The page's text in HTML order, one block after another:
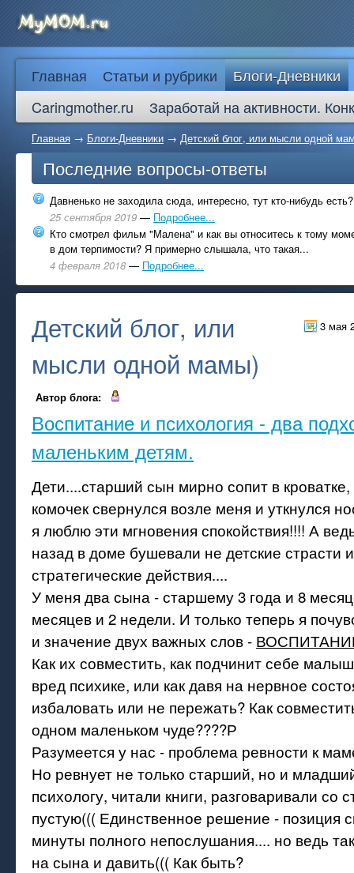
Главная Статьи и рубрики
Блоги-Дневники
Caringmother.ru
Заработай на активности.
Главная → Блоги-Дневники → Детский блог, или мысли одной
Последние вопросы-ответы
Давненько не заходила сюда, интересно, тут кто-нибудь есть?
25 сентября 2019 — Подробнее...
Кто смотрел фильм "Малена" и как вы относитесь к тому
в дом терпимости? Я примерно слышала, что такая...
4 февраля 2018 — Подробнее...
3 мая
Детский блог, или
мысли одной мамы)
Автор блога:
Воспитание и психология - два
маленьким детям.
Дети....старший сын мирно сопит в
комочек свернулся возле меня и уткнулся
я люблю эти мгновения спокойствия!!!! А
назад в доме бушевали не детские страсти
стратегические действия....
У меня два сына - старшему 3 года и 8
месяцев и 2 недели. И только теперь я
и значение двух важных слов -
Как их совместить, как подчинит себе
вред психике, или как давя на нервное
избаловать или не пережать? Как
одном маленьком чуде????Р
Разумеется у нас - проблема ревности к
Но ревнует не только старший, но и
психологу, читали книги, разговаривали со
пустую((( Единственное решение - позиция
минуты полного непослушания.... но ведь
на сына и давить((( Как быть?